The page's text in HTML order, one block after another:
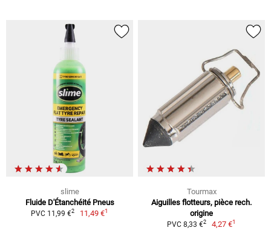
slime
Fluide D'Étanchéité Pneus
PVC 11,99 €2 11,49 €1
Tourmax
Aiguilles flotteurs, pièce rech.
origine
PVC 8,33 €2 4,27 €1